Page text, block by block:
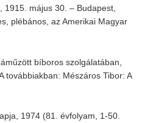
május 30. – Budapest,
plébános, az Amerikai Magyar
bíboros szolgálatában,
továbbiakban: Mészáros Tibor: A
1974 (81. évfolyam, 1-50.